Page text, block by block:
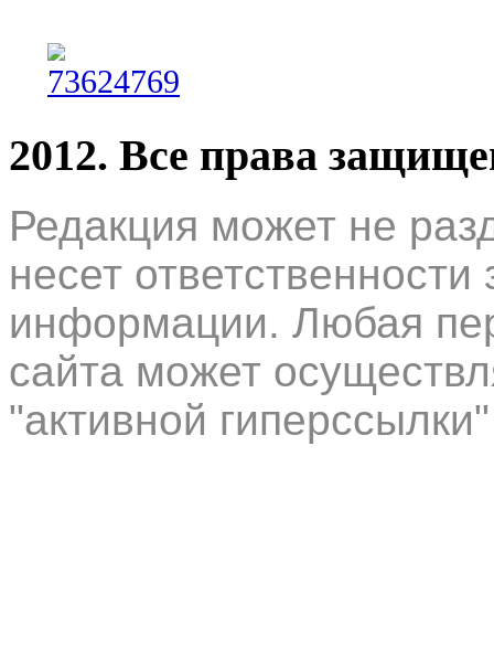
2012. Все права
Редакция может не
несет
информации. Любая
сайта может
"активной